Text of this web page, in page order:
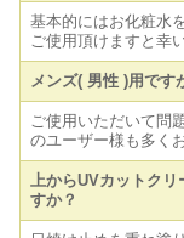
基本的にはお化粧水
ご使用頂けますと幸
メンズ( 男性 )用です
ご使用いただいて問
のユーザー様も多く
上からUVカットク
すか？